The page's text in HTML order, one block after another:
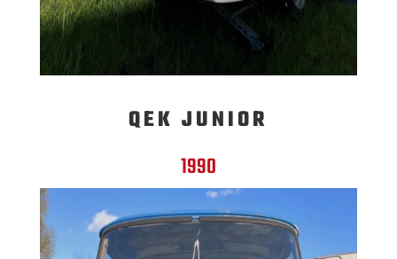
QEK JUNIOR
1990